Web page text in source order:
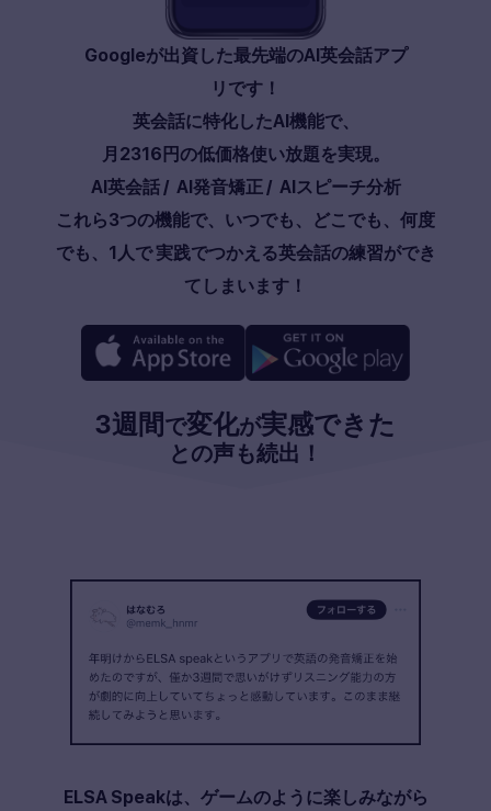
Googleが出資した最先端のAI英会話アプ
リです！
英会話に特化したAI機能で、
月 2316 円の低価格使い放題を実現。
AI英会話/ AI発音矯正/ AIスピーチ分析
これら3つの機能で、いつでも、どこでも、何度
でも、1人で 実践でつかえる英会話の練習ができ
てしまいます！
3週間で変化が実感できた
との声も続出！
ELSA Speakは、ゲームのように楽しみながら